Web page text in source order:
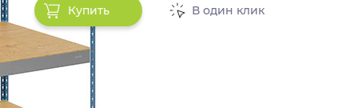
Купить В один клик